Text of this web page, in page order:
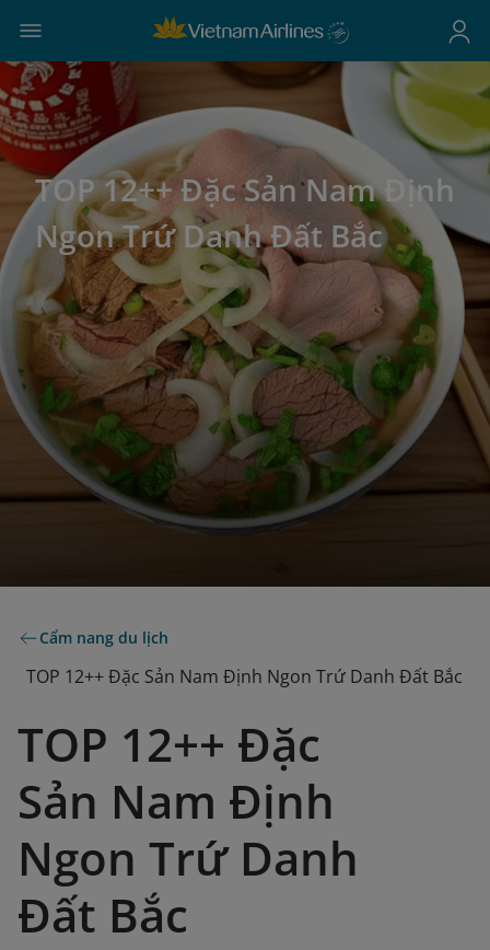
TOP 12++ Đặc Sản Nam Định
Ngon Trứ Danh Đất Bắc
Cẩm nang du lịch
TOP 12++ Đặc Sản Nam Định Ngon Trứ Danh Đất Bắc
TOP 12++ Đặc
Sản Nam Định
Ngon Trứ Danh
Đất Bắc